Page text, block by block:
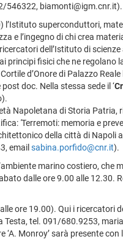
546322, biamonti@igm.cnr.it).
l’Istituto superconduttori,
e l’ingegno di chi crea
dell’Istituto di
principi fisici che ne regolano
d’Onore di Palazzo Reale
doc. Nella stessa sede il ‘
Napoletana di Storia
'Terremoti: memoria e
della città di Napoli
email sabina.porfido@cnr.it).
marino costiero, che
dalle ore 9.00 alle 12.30.
ore 19.00). Qui i ricercatori
Testa, tel. 091/680.9253,
Monroy’ sarà presente con